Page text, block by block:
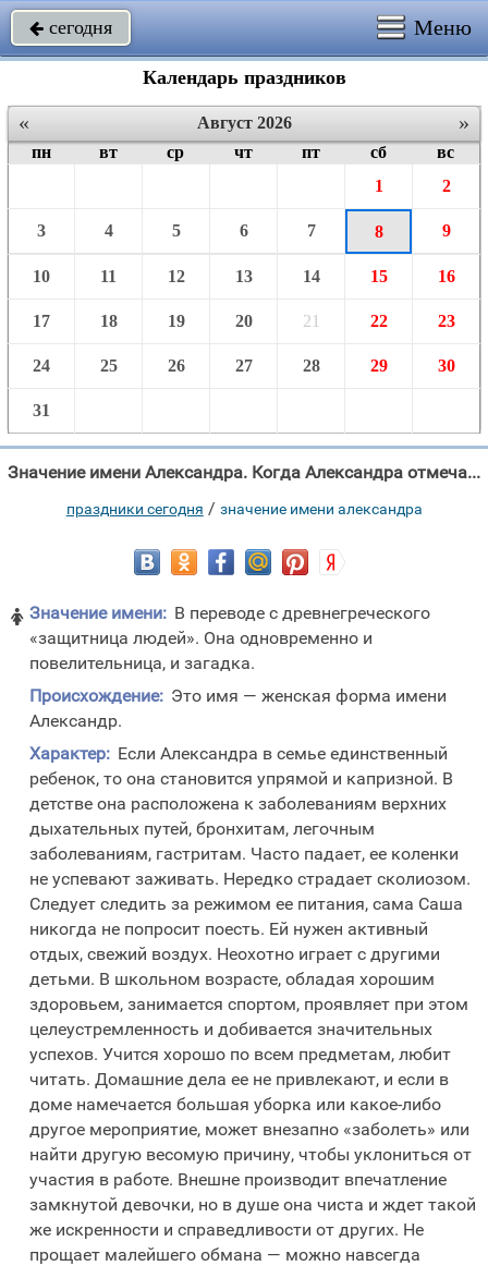
 сегодня Меню
Календарь праздников
« »
Август 2026
пн
вт ср чт пт сб
вс
1
2
3 4 5 6 7 8 9
10 11 12 13 14 15 16
17 18 19 20 21 22 23
24 25 26 27 28 29 30
31
Значение имени Александра. Когда Александра отмечает именины в 2026 году?
праздники сегодня / значение имени александра
 Значение имени: В переводе с древнегреческого
«защитница людей». Она одновременно и
повелительница, и загадка.
Происхождение: Это имя — женская форма имени
Александр.
Характер: Если Александра в семье единственный
ребенок, то она становится упрямой и капризной. В
детстве она расположена к заболеваниям верхних
дыхательных путей, бронхитам, легочным
заболеваниям, гастритам. Часто падает, ее коленки
не успевают заживать. Нередко страдает сколиозом.
Следует следить за режимом ее питания, сама Саша
никогда не попросит поесть. Ей нужен активный
отдых, свежий воздух. Неохотно играет с другими
детьми. В школьном возрасте, обладая хорошим
здоровьем, занимается спортом, проявляет при этом
целеустремленность и добивается значительных
успехов. Учится хорошо по всем предметам, любит
читать. Домашние дела ее не привлекают, и если в
доме намечается большая уборка или какое-либо
другое мероприятие, может внезапно «заболеть» или
найти другую весомую причину, чтобы уклониться от
участия в работе. Внешне производит впечатление
замкнутой девочки, но в душе она чиста и ждет такой
же искренности и справедливости от других. Не
прощает малейшего обмана — можно навсегда